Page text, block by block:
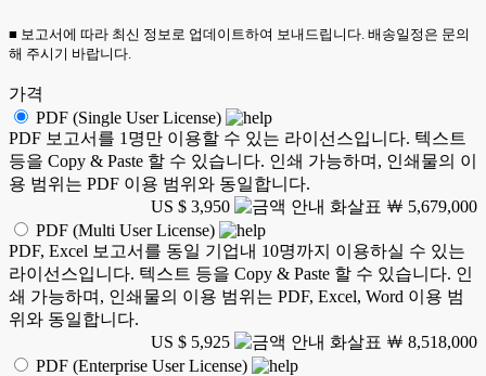
■ 보고서에 따라 최신 정보로 업데이트하여 보내드립니다. 배송일정은 문의
해 주시기 바랍니다.
가격
PDF (Single User License)
PDF 보고서를 1명만 이용할 수 있는 라이선스입니다. 텍스트
등을 Copy & Paste 할 수 있습니다. 인쇄 가능하며, 인쇄물의 이
용 범위는 PDF 이용 범위와 동일합니다.
US $ 3,950
￦ 5,679,000
PDF (Multi User License)
PDF, Excel 보고서를 동일 기업내 10명까지 이용하실 수 있는
라이선스입니다. 텍스트 등을 Copy & Paste 할 수 있습니다. 인
쇄 가능하며, 인쇄물의 이용 범위는 PDF, Excel, Word 이용 범
위와 동일합니다.
US $ 5,925
￦ 8,518,000
PDF (Enterprise User License)